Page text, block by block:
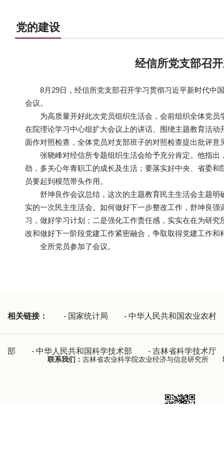
党的建设
经信所党支部召
8月29日，经信所党支部召开学习贯彻习近平新时代中
会议。
为高质量开好此次党员组织生活会，会前组织全体党
在院理论学习中心组扩大会议上的讲话。围绕主题教育活
面作对照检查，全体党员对支部班子的对照检查提出批评
张晓峰对经信所专题组织生活会给予充分肯定。他指
劲，多关心年青职工的成长及生活；要落实好中央、省委
员要起到模范带头作用。
舒坤良作会议总结，这次的主题教育民主生活会主题
实的一次民主生活会。如何做好下一步整改工作，舒坤良
习，做好学习计划；二是强化工作责任感，实实在在为研
改和做好下一阶段党建工作紧密融合，争取取得党建工作
全所党员参加了会议。
相关链接： - 国家统计局 - 中华人民共和国农业农村
部 - 中华人民共和国科学技术部 - 吉林省科学技术厅
联系我们： 吉林省农业科学院农业经济与信息研究所